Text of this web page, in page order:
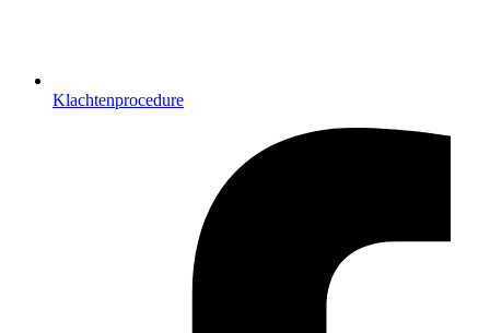
Klachtenprocedure